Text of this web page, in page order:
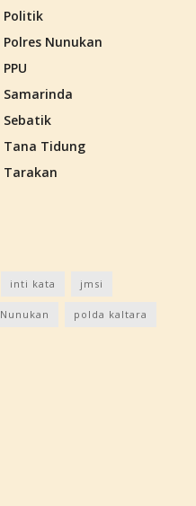
Politik
Polres Nunukan
PPU
Samarinda
Sebatik
Tana Tidung
Tarakan
inti kata jmsi
Nunukan polda kaltara